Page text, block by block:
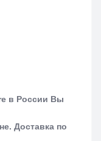
в России Вы
Доставка по